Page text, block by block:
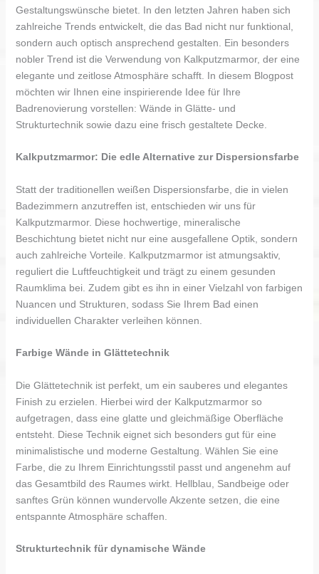
Gestaltungswünsche bietet. In den letzten Jahren haben sich
zahlreiche Trends entwickelt, die das Bad nicht nur funktional,
sondern auch optisch ansprechend gestalten. Ein besonders
nobler Trend ist die Verwendung von Kalkputzmarmor, der eine
elegante und zeitlose Atmosphäre schafft. In diesem Blogpost
möchten wir Ihnen eine inspirierende Idee für Ihre
Badrenovierung vorstellen: Wände in Glätte- und
Strukturtechnik sowie dazu eine frisch gestaltete Decke.
Kalkputzmarmor: Die edle Alternative zur Dispersionsfarbe
Statt der traditionellen weißen Dispersionsfarbe, die in vielen
Badezimmern anzutreffen ist, entschieden wir uns für
Kalkputzmarmor. Diese hochwertige, mineralische
Beschichtung bietet nicht nur eine ausgefallene Optik, sondern
auch zahlreiche Vorteile. Kalkputzmarmor ist atmungsaktiv,
reguliert die Luftfeuchtigkeit und trägt zu einem gesunden
Raumklima bei. Zudem gibt es ihn in einer Vielzahl von farbigen
Nuancen und Strukturen, sodass Sie Ihrem Bad einen
individuellen Charakter verleihen können.
Farbige Wände in Glättetechnik
Die Glättetechnik ist perfekt, um ein sauberes und elegantes
Finish zu erzielen. Hierbei wird der Kalkputzmarmor so
aufgetragen, dass eine glatte und gleichmäßige Oberfläche
entsteht. Diese Technik eignet sich besonders gut für eine
minimalistische und moderne Gestaltung. Wählen Sie eine
Farbe, die zu Ihrem Einrichtungsstil passt und angenehm auf
das Gesamtbild des Raumes wirkt. Hellblau, Sandbeige oder
sanftes Grün können wundervolle Akzente setzen, die eine
entspannte Atmosphäre schaffen.
Strukturtechnik für dynamische Wände